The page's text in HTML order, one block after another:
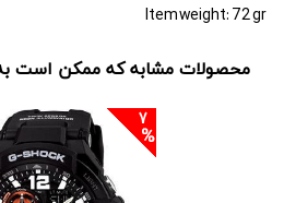
Item weight: 72 gr
محصولات مشابه که ممکن است به
7